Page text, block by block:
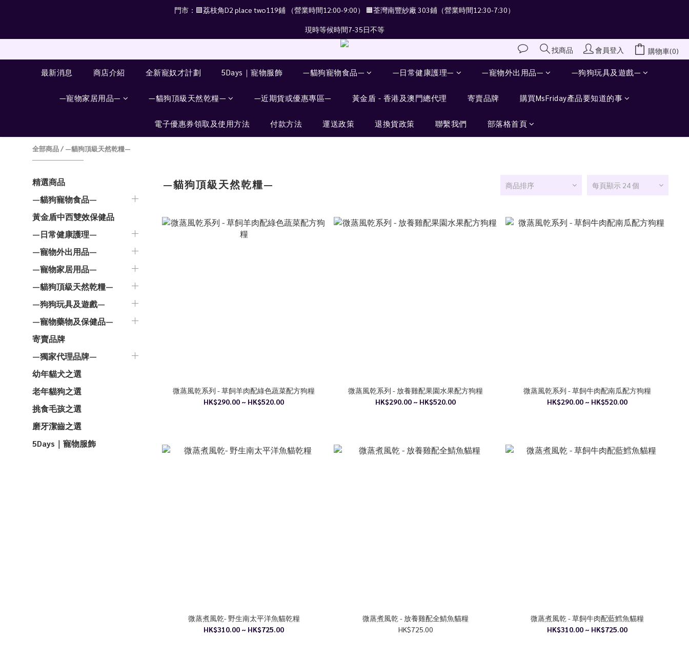
門市：🟪荔枝角D2 place two119鋪 （營業時間12:00-9:00） 🟧荃灣南豐紗廠 303鋪（營業時間12:30-7:30）
現時等候時間7-35日不等
找商品 會員登入 購物車(0)
最新消息 商店介紹 全新寵奴才計劃 5Days｜寵物服飾 —貓狗寵物食品— —日常健康護理— —寵物外出用品— —狗狗玩具及遊戲—
—寵物家居用品— —貓狗頂級天然乾糧— —近期貨或優惠專區— 黃金盾 - 香港及澳門總代理 寄賣品牌 購買MsFriday產品要知道的事
電子優惠券領取及使用方法 付款方法 運送政策 退換貨政策 聯繫我們 部落格首頁
全部商品/ —貓狗頂級天然乾糧—
精選商品
—貓狗寵物食品—
黃金盾中西雙效保健品
—日常健康護理—
—寵物外出用品—
—寵物家居用品—
—貓狗頂級天然乾糧—
—狗狗玩具及遊戲—
—寵物藥物及保健品—
寄賣品牌
—獨家代理品牌—
幼年貓犬之選
老年貓狗之選
挑食毛孩之選
磨牙潔齒之選
5Days｜寵物服飾
—貓狗頂級天然乾糧— 商品排序 每頁顯示 24 個
微蒸風乾系列 - 草飼羊肉配綠色蔬菜配方狗糧
HK$290.00 ~ HK$520.00
微蒸風乾系列 - 放養雞配果園水果配方狗糧
HK$290.00 ~ HK$520.00
微蒸風乾系列 - 草飼牛肉配南瓜配方狗糧
HK$290.00 ~ HK$520.00
微蒸煮風乾- 野生南太平洋魚貓乾糧
HK$310.00 ~ HK$725.00
微蒸煮風乾 - 放養雞配全鯖魚貓糧
HK$725.00
微蒸煮風乾 - 草飼牛肉配藍鱈魚貓糧
HK$310.00 ~ HK$725.00